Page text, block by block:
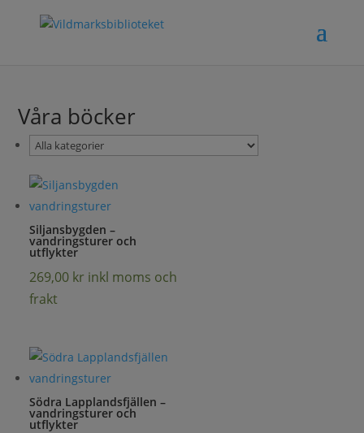
Våra böcker
Siljansbygden –
vandringsturer och
utflykter
269,00 kr inkl moms och
frakt
Södra Lapplandsfjällen –
vandringsturer och
utflykter